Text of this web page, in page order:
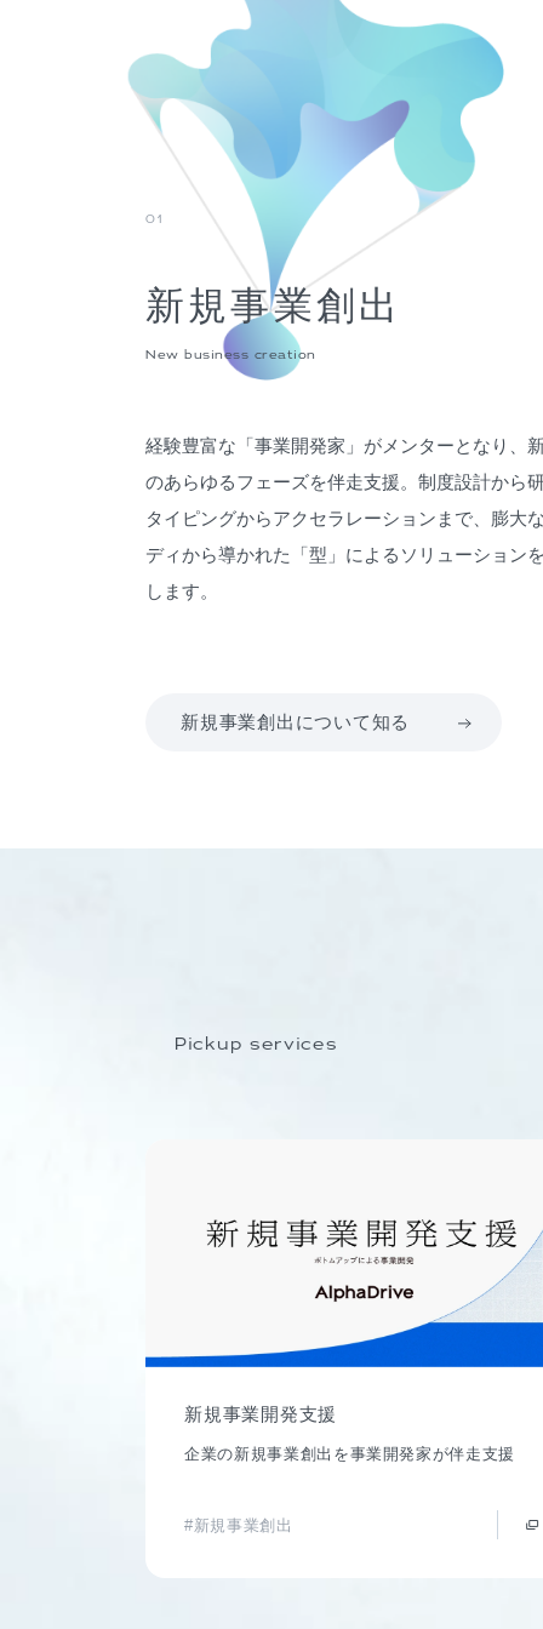
01
新規事業創出
New business creation
経験豊富な「事業開発家」がメンターとなり、
のあらゆるフェーズを伴走支援。制度設計から
タイピングからアクセラレーションまで、膨大
ディから導かれた「型」によるソリューション
します。
新規事業創出について知る
Pickup services
新規事業開発支援
企業の新規事業創出を事業開発家が伴走支援
#新規事業創出